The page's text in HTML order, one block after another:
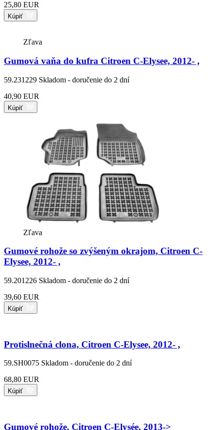
25,80 EUR
Kúpiť
Zľava
Gumová vaňa do kufra Citroen C-Elysee, 2012- ,
59.231229 Skladom - doručenie do 2 dní
40,90 EUR
Kúpiť
Zľava
Gumové rohože so zvýšeným okrajom, Citroen C-
Elysee, 2012- ,
59.201226 Skladom - doručenie do 2 dní
39,60 EUR
Kúpiť
Protislnečná clona, Citroen C-Elysee, 2012- ,
59.SH0075 Skladom - doručenie do 2 dní
68,80 EUR
Kúpiť
Gumové rohože, Citroen C-Elysée, 2013->